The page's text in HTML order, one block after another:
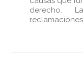
derecho.